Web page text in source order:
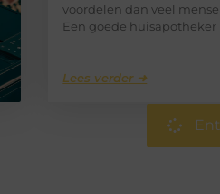
voordelen dan veel
Een goede huisapotheker
Lees verder ➜